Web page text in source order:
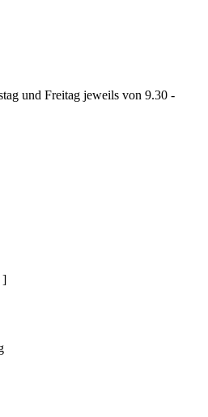
und Freitag jeweils von 9.30 -
]